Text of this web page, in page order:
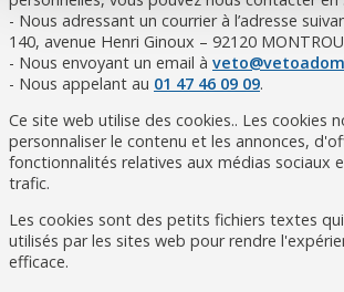
- Nous adressant un courrier à l’adresse
140, avenue Henri Ginoux – 92120
- Nous envoyant un email à
- Nous appelant au 01 47 46 09 09.
Ce site web utilise des cookies.. Les cookies
personnaliser le contenu et les annonces,
fonctionnalités relatives aux médias sociaux
trafic.
Les cookies sont des petits fichiers textes
utilisés par les sites web pour rendre
efficace.